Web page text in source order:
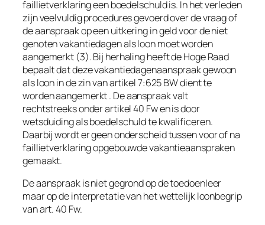
faillietverklaring een boedelschuld is. In het verleden
zijn veelvuldig procedures gevoerd over de vraag of
de aanspraak op een uitkering in geld voor de niet
genoten vakantiedagen als loon moet worden
aangemerkt (3). Bij herhaling heeft de Hoge Raad
bepaalt dat deze vakantiedagenaanspraak gewoon
als loon in de zin van artikel 7:625 BW dient te
worden aangemerkt . De aanspraak valt
rechtstreeks onder artikel 40 Fw en is door
wetsduiding als boedelschuld te kwalificeren.
Daarbij wordt er geen onderscheid tussen voor of na
faillietverklaring opgebouwde vakantieaanspraken
gemaakt.
De aanspraak is niet gegrond op de toedoenleer
maar op de interpretatie van het wettelijk loonbegrip
van art. 40 Fw.